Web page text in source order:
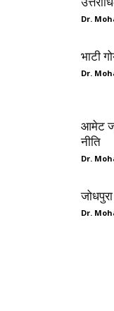
Dr.
भाटी
Dr.
आमेट
नीति
Dr.
Dr.